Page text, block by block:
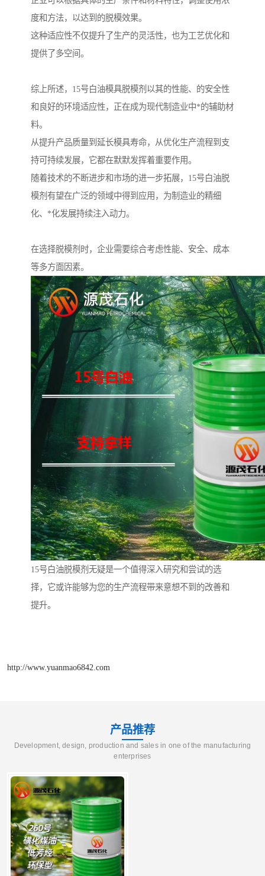
度和方法，以达到的脱模效果。
这种适应性不仅提升了生产的灵活性，也为工艺优化和
提供了多空间。
综上所述，15号白油模具脱模剂以其的性能、的安全性
和良好的环境适应性，正在成为现代制造业中*的辅助材
料。
从提升产品质量到延长模具寿命，从优化生产流程到支
持可持续发展，它都在默默发挥着重要作用。
随着技术的不断进步和市场的进一步拓展，15号白油脱
模剂有望在广泛的领域中得到应用，为制造业的精细
化、*化发展持续注入动力。
在选择脱模剂时，企业需要综合考虑性能、安全、成本
等多方面因素。
15号白油脱模剂无疑是一个值得深入研究和尝试的选
择，它或许能够为您的生产流程带来意想不到的改善和
提升。
http://www.yuanmao6842.com
产品推荐
Development, design, production and sales in one of the manufacturing
enterprises